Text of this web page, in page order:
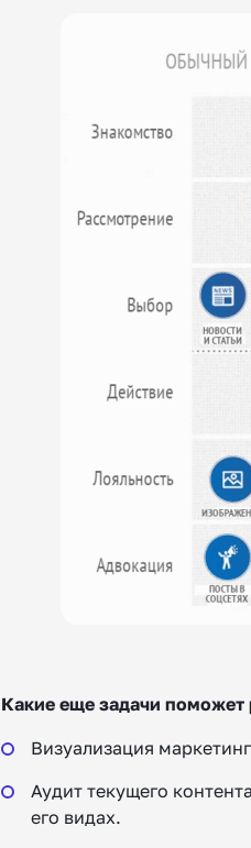
Какие еще задачи поможет
Визуализация
Аудит текущего
его видах.